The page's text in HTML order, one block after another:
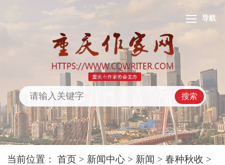
导航
搜索
当前位置：首页 > 新闻中心 > 新闻 >春种秋收 >